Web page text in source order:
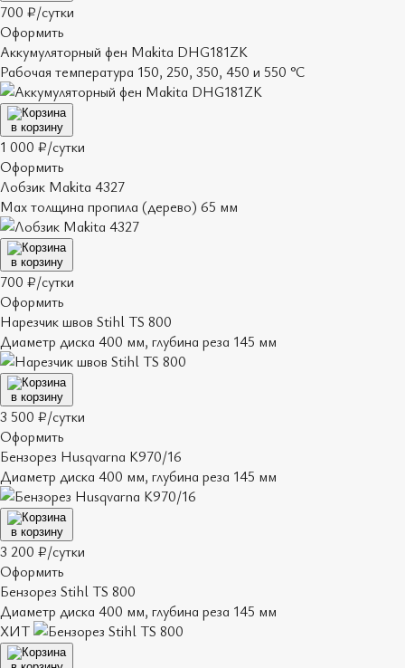
700 ₽/сутки
Оформить
Аккумуляторный фен Makita DHG181ZK
Рабочая температура 150, 250, 350, 450 и 550 °С
в корзину
1 000 ₽/сутки
Оформить
Лобзик Makita 4327
Мах толщина пропила (дерево) 65 мм
в корзину
700 ₽/сутки
Оформить
Нарезчик швов Stihl TS 800
Диаметр диска 400 мм, глубина реза 145 мм
в корзину
3 500 ₽/сутки
Оформить
Бензорез Husqvarna K970/16
Диаметр диска 400 мм, глубина реза 145 мм
в корзину
3 200 ₽/сутки
Оформить
Бензорез Stihl TS 800
Диаметр диска 400 мм, глубина реза 145 мм
ХИТ